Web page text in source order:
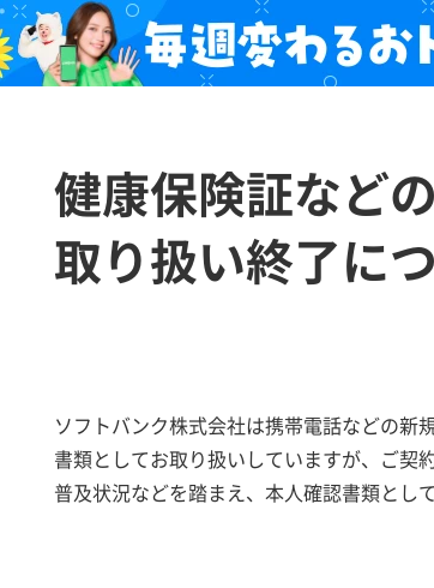
健康保険証など
取り扱い終了に
ソフトバンク株式会社は携帯電話などの新
書類としてお取り扱いしていますが、ご契
普及状況などを踏まえ、本人確認書類とし